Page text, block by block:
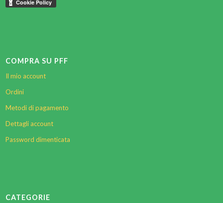
COMPRA SU PFF
Il mio account
Ordini
Metodi di pagamento
Dettagli account
Password dimenticata
CATEGORIE